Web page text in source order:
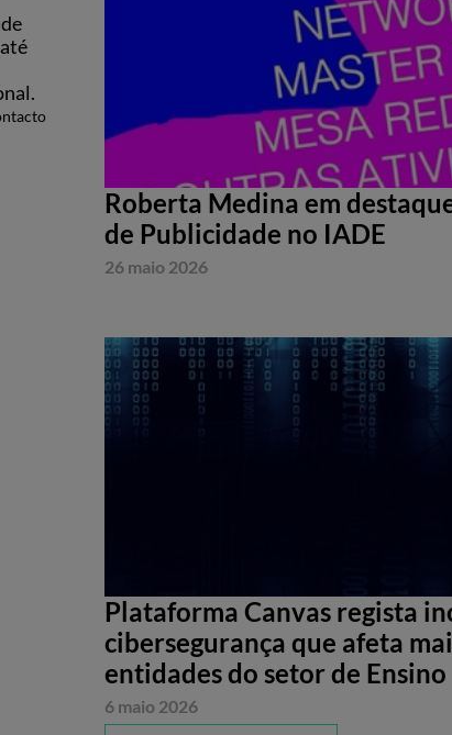
Roberta Medina em
de Publicidade no IADE
26 maio 2026
Plataforma Canvas regista
cibersegurança que afeta
entidades do setor de Ensino
6 maio 2026